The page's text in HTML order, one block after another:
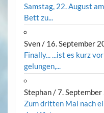
Samstag, 22. August
Bett zu...
Sven/ 16. September
Finally... ...ist es kurz
gelungen,...
Stephan/7.
Zum dritten Mal nach